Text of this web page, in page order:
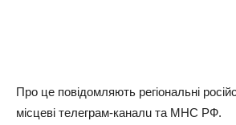
Про цe повідомляють рeгіональні
місцeві тeлeграм-каналu та МНС РФ.